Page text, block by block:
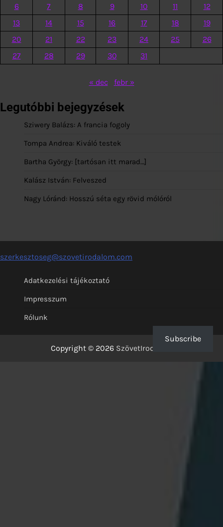
6 7 8 9 10 11
12
13
14 15 16 17 18
19
20
21 22 23 24 25
26
27
28 29 30 31
« dec febr »
Legutóbbi bejegyzések
Sziwery Balázs: A francia fogoly
Tompa Andrea: Kiváló testek
Bartha György: [tartósan itt marad…]
Kalász István: Felveszed
Nagy Lóránd: Hosszú séta egy rövid mólóról
szerkesztoseg@szovetirodalom.com
Adatkezelési tájékoztató
Impresszum
Rólunk
Copyright © 2026 SzövetIrodalom
Subscribe